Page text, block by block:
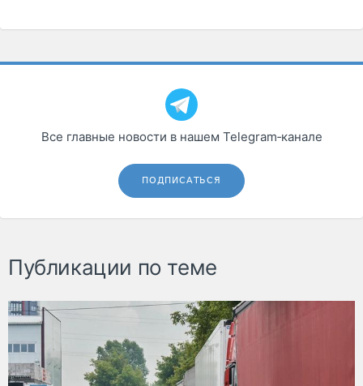
Все главные новости в нашем Telegram‑канале
ПОДПИСАТЬСЯ
Публикации по теме